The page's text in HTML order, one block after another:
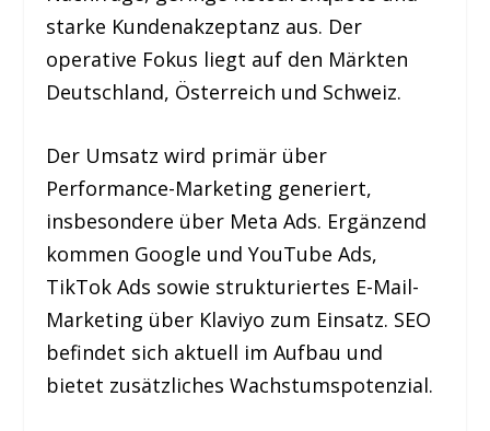
starke Kundenakzeptanz aus. Der
operative Fokus liegt auf den Märkten
Deutschland, Österreich und Schweiz.
Der Umsatz wird primär über
Performance-Marketing generiert,
insbesondere über Meta Ads. Ergänzend
kommen Google und YouTube Ads,
TikTok Ads sowie strukturiertes E-Mail-
Marketing über Klaviyo zum Einsatz. SEO
befindet sich aktuell im Aufbau und
bietet zusätzliches Wachstumspotenzial.